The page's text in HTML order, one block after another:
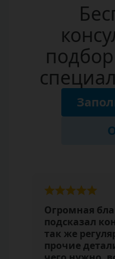
Огромная
подсказал
так же
прочие